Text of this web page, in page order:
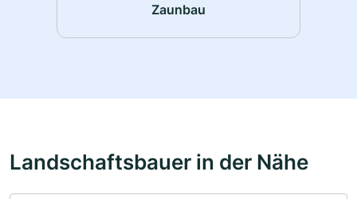
Zaunbau
Landschaftsbauer in der Nähe